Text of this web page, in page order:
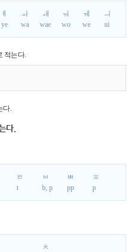
ㅖ
ye
ㅘ
wa
ㅙ
wae
ㅝ
wo
ㅞ
we
ㅢ
ui
적는다.
다.
다.
ㅌ
t
ㅂ
b, p
ㅃ
pp
ㅍ
p
ㅊ